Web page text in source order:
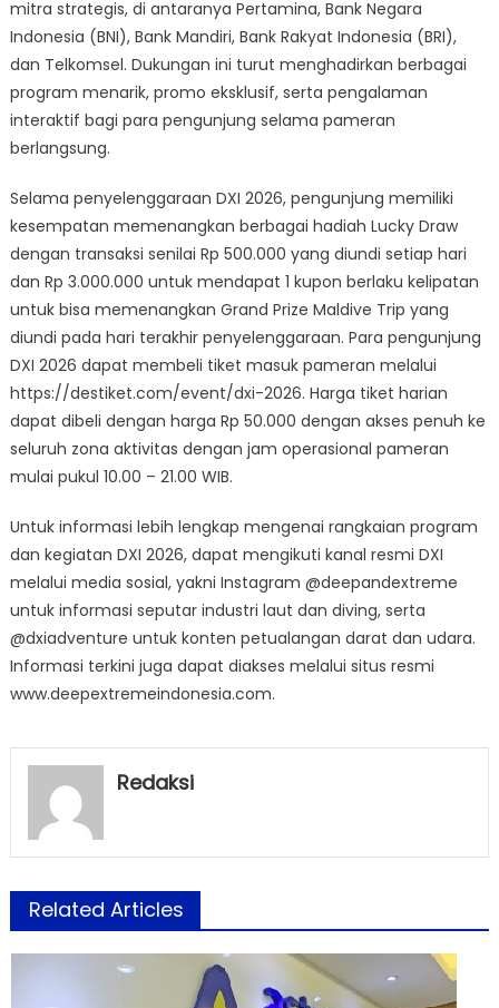
mitra strategis, di antaranya Pertamina, Bank Negara
Indonesia (BNI), Bank Mandiri, Bank Rakyat Indonesia (BRI),
dan Telkomsel. Dukungan ini turut menghadirkan berbagai
program menarik, promo eksklusif, serta pengalaman
interaktif bagi para pengunjung selama pameran
berlangsung.
Selama penyelenggaraan DXI 2026, pengunjung memiliki
kesempatan memenangkan berbagai hadiah Lucky Draw
dengan transaksi senilai Rp 500.000 yang diundi setiap hari
dan Rp 3.000.000 untuk mendapat 1 kupon berlaku kelipatan
untuk bisa memenangkan Grand Prize Maldive Trip yang
diundi pada hari terakhir penyelenggaraan. Para pengunjung
DXI 2026 dapat membeli tiket masuk pameran melalui
https://destiket.com/event/dxi-2026. Harga tiket harian
dapat dibeli dengan harga Rp 50.000 dengan akses penuh ke
seluruh zona aktivitas dengan jam operasional pameran
mulai pukul 10.00 – 21.00 WIB.
Untuk informasi lebih lengkap mengenai rangkaian program
dan kegiatan DXI 2026, dapat mengikuti kanal resmi DXI
melalui media sosial, yakni Instagram @deepandextreme
untuk informasi seputar industri laut dan diving, serta
@dxiadventure untuk konten petualangan darat dan udara.
Informasi terkini juga dapat diakses melalui situs resmi
www.deepextremeindonesia.com.
Redaksi
Related Articles